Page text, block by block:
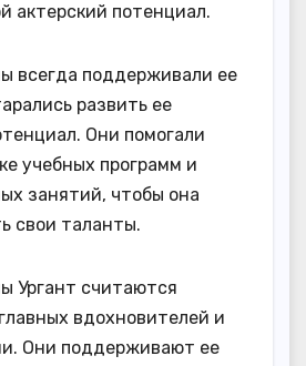
актерский потенциал.
всегда поддерживали ее
развить ее
Они помогали
учебных программ и
занятий, чтобы она
свои таланты.
Ургант считаются
вдохновителей и
Они поддерживают ее